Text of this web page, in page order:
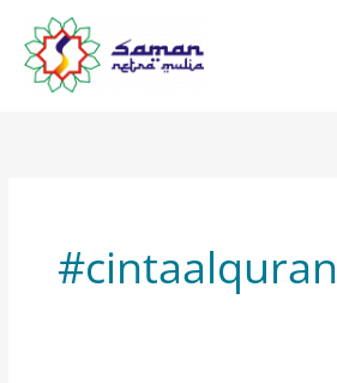
Lewati
konten
#cintaalquran